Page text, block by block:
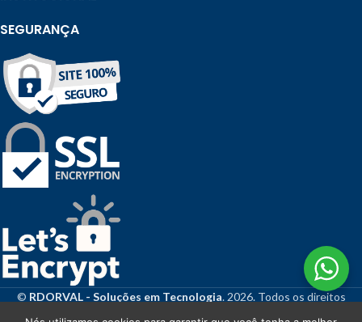
SEGURANÇA
© RDORVAL - Soluções em Tecnologia. 2026. Todos os direitos